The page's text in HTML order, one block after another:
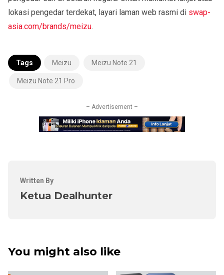
lokasi pengedar terdekat, layari laman web rasmi di swap-
asia.com/brands/meizu.
Tags Meizu Meizu Note 21
Meizu Note 21 Pro
– Advertisement –
Written By
Ketua Dealhunter
You might also like